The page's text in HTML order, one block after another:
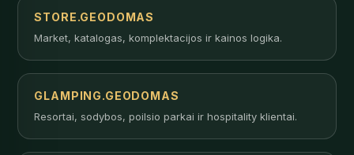
STORE.GEODOMAS
Market, katalogas, komplektacijos ir kainos logika.
GLAMPING.GEODOMAS
Resortai, sodybos, poilsio parkai ir hospitality klientai.